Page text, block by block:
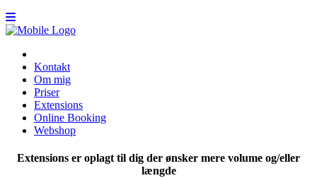
Kontakt
Om mig
Priser
Extensions
Online Booking
Webshop
Extensions er oplagt til dig der ønsker mere volume og/eller
længde